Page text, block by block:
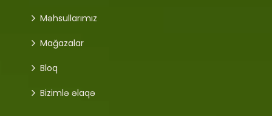
Məhsullarımız
Mağazalar
Bloq
Bizimlə əlaqə